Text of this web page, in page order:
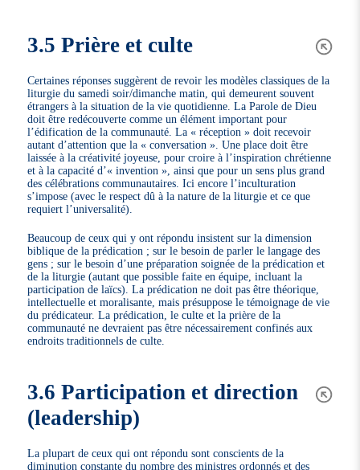
3.5 Prière et culte
Certaines réponses suggèrent de revoir les modèles classiques de la
liturgie du samedi soir/dimanche matin, qui demeurent souvent
étrangers à la situation de la vie quotidienne. La Parole de Dieu
doit être redécouverte comme un élément important pour
l’édification de la communauté. La « réception » doit recevoir
autant d’attention que la « conversation ». Une place doit être
laissée à la créativité joyeuse, pour croire à l’inspiration chrétienne
et à la capacité d’« invention », ainsi que pour un sens plus grand
des célébrations communautaires. Ici encore l’inculturation
s’impose (avec le respect dû à la nature de la liturgie et ce que
requiert l’universalité).
Beaucoup de ceux qui y ont répondu insistent sur la dimension
biblique de la prédication ; sur le besoin de parler le langage des
gens ; sur le besoin d’une préparation soignée de la prédication et
de la liturgie (autant que possible faite en équipe, incluant la
participation de laïcs). La prédication ne doit pas être théorique,
intellectuelle et moralisante, mais présuppose le témoignage de vie
du prédicateur. La prédication, le culte et la prière de la
communauté ne devraient pas être nécessairement confinés aux
endroits traditionnels de culte.
3.6 Participation et direction
(leadership)
La plupart de ceux qui ont répondu sont conscients de la
diminution constante du nombre des ministres ordonnés et des